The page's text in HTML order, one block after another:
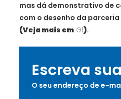
mas dá demonstrativo de
com o desenho da
(Veja mais em G1).
Escreva
O seu endereço de e-